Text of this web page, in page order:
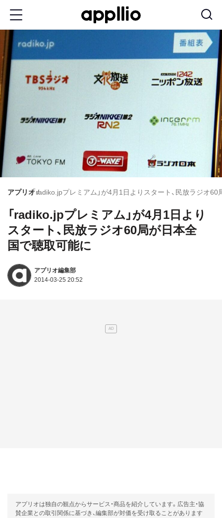
コ
テ
ン
ツ
に
移
動
アプリオ「radiko.jpプレミアム」が4月1日よりスタート、民放ラジオ
「radiko.jpプレミアム」が4月1日より
スタート、民放ラジオ60局が日本全
国で聴取可能に
アプリオ編集部
2014-03-25 20:52
アプリオは独自の観点からサービス・商品を紹介しています。広告主・協
賛企業との取引関係に基づき、編集部が対価を受け取ることがあります